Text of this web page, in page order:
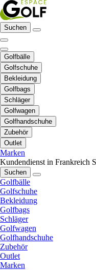
Suchen
Golfbälle
Golfschuhe
Bekleidung
Golfbags
Schläger
Golfwagen
Golfhandschuhe
Zubehör
Outlet
Marken
Kundendienst in Frankreich
Suchen
Golfbälle
Golfschuhe
Bekleidung
Golfbags
Schläger
Golfwagen
Golfhandschuhe
Zubehör
Outlet
Marken